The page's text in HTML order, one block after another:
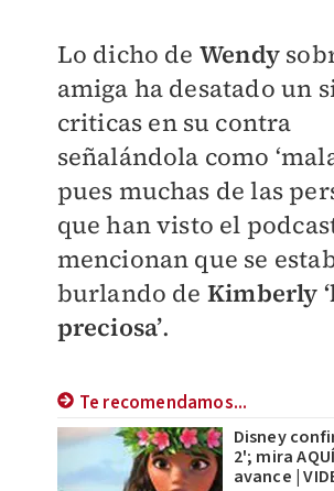
Lo dicho de Wendy
amiga ha desatado un
criticas en su contra
señalándola como
pues muchas de las
que han visto el
mencionan que se
burlando de Kimberly
preciosa’.
Te recomendamos...
Disney
2'; mira
avance |